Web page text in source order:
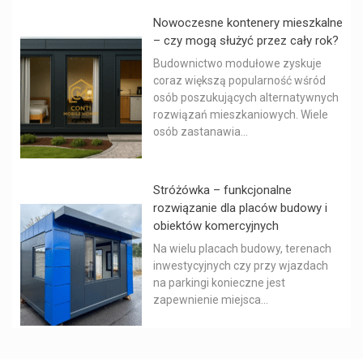
Nowoczesne kontenery mieszkalne
– czy mogą służyć przez cały rok?
Budownictwo modułowe zyskuje
coraz większą popularność wśród
osób poszukujących alternatywnych
rozwiązań mieszkaniowych. Wiele
osób zastanawia...
Stróżówka – funkcjonalne
rozwiązanie dla placów budowy i
obiektów komercyjnych
Na wielu placach budowy, terenach
inwestycyjnych czy przy wjazdach
na parkingi konieczne jest
zapewnienie miejsca...